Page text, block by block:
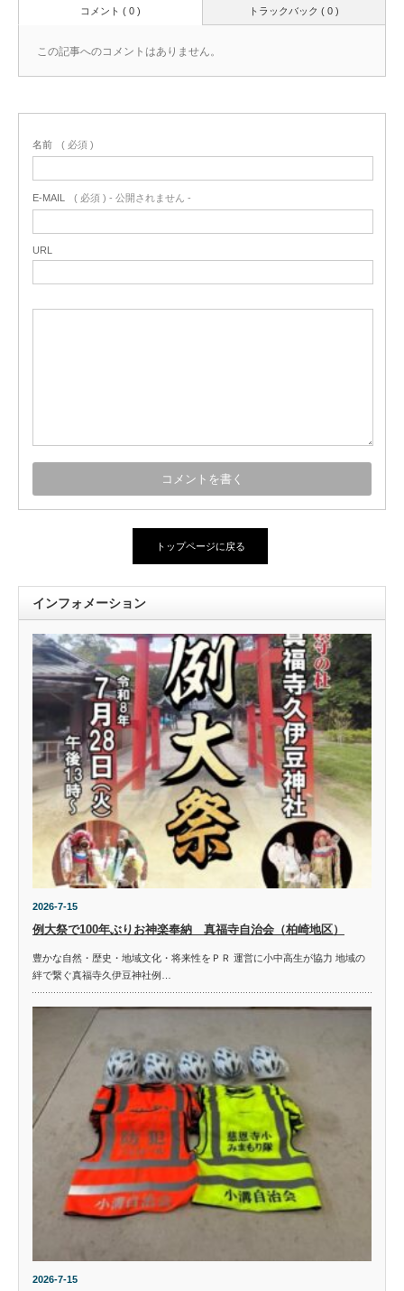
トラックバック ( 0 )
コメント ( 0 )
この記事へのコメントはありません。
名前 ( 必須 )
E-MAIL ( 必須 ) - 公開されません -
URL
トップページに戻る
インフォメーション
2026-7-15
例大祭で100年ぶりお神楽奉納 真福寺自治会（柏崎地区）
豊かな自然・歴史・地域文化・将来性をＰＲ 運営に小中高生が協力 地域の
絆で繋ぐ真福寺久伊豆神社例…
2026-7-15